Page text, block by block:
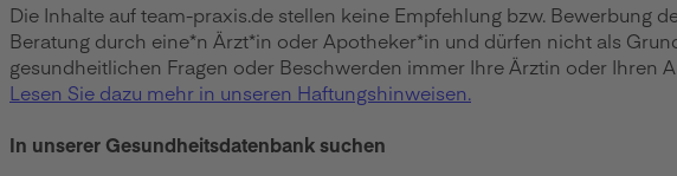
Die Inhalte auf team-praxis.de stellen keine Empfehlung bzw. Bewerbung
Beratung durch eine*n Ärzt*in oder Apotheker*in und dürfen nicht als
gesundheitlichen Fragen oder Beschwerden immer Ihre Ärztin oder Ihren
Lesen Sie dazu mehr in unseren Haftungshinweisen.
In unserer Gesundheitsdatenbank suchen